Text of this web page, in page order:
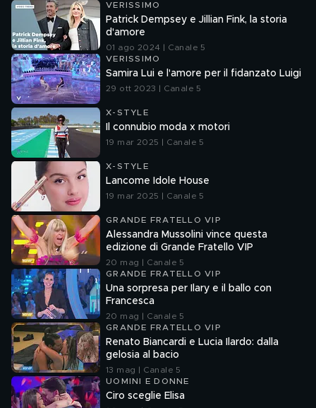
VERISSIMO
Patrick Dempsey e Jillian Fink, la storia
d'amore
01 ago 2024 | Canale 5
VERISSIMO
Samira Lui e l'amore per il fidanzato Luigi
29 ott 2023 | Canale 5
X-STYLE
Il connubio moda x motori
19 mar 2025 | Canale 5
X-STYLE
Lancome Idole House
19 mar 2025 | Canale 5
GRANDE FRATELLO VIP
Alessandra Mussolini vince questa
edizione di Grande Fratello VIP
20 mag | Canale 5
GRANDE FRATELLO VIP
Una sorpresa per Ilary e il ballo con
Francesca
20 mag | Canale 5
GRANDE FRATELLO VIP
Renato Biancardi e Lucia Ilardo: dalla
gelosia al bacio
13 mag | Canale 5
UOMINI E DONNE
Ciro sceglie Elisa